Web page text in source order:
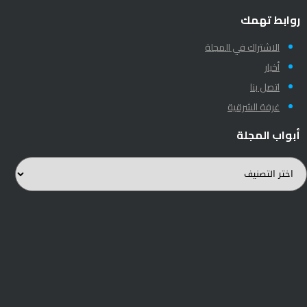
روابط تهمك
الاشتراك في المجلة
أخبار
اتصل بنا
غرفة الشرقية
أبواب المجلة
أبواب
المجلة